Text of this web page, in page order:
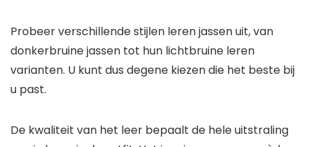
Probeer verschillende stijlen leren jassen uit, van
donkerbruine jassen tot hun lichtbruine leren
varianten. U kunt dus degene kiezen die het beste bij
u past.
De kwaliteit van het leer bepaalt de hele uitstraling